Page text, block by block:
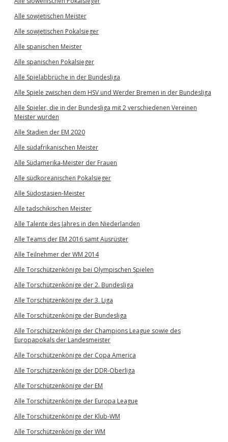
Alle sowjetischen Meister
Alle sowjetischen Pokalsieger
Alle spanischen Meister
Alle spanischen Pokalsieger
Alle Spielabbrüche in der Bundesliga
Alle Spiele zwischen dem HSV und Werder Bremen in der Bundesliga
Alle Spieler, die in der Bundesliga mit 2 verschiedenen Vereinen
Meister wurden
Alle Stadien der EM 2020
Alle südafrikanischen Meister
Alle Südamerika-Meister der Frauen
Alle südkoreanischen Pokalsieger
Alle Südostasien-Meister
Alle tadschikischen Meister
Alle Talente des Jahres in den Niederlanden
Alle Teams der EM 2016 samt Ausrüster
Alle Teilnehmer der WM 2014
Alle Torschützenkönige bei Olympischen Spielen
Alle Torschützenkönige der 2. Bundesliga
Alle Torschützenkönige der 3. Liga
Alle Torschützenkönige der Bundesliga
Alle Torschützenkönige der Champions League sowie des
Europapokals der Landesmeister
Alle Torschützenkönige der Copa America
Alle Torschützenkönige der DDR-Oberliga
Alle Torschützenkönige der EM
Alle Torschützenkönige der Europa League
Alle Torschützenkönige der Klub-WM
Alle Torschützenkönige der WM